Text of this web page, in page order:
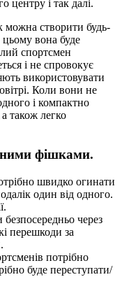
центру і так далі.
можна створити будь-
цьому вона буде
спортсмен
і не спровокує
використовувати
Коли вони не
і компактно
також легко
фішками.
швидко огинати
один від одного.
через
перешкоди за
потрібно
буде переступати/